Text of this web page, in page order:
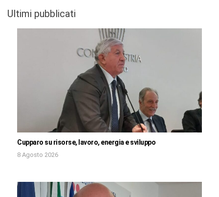
Ultimi pubblicati
Cupparo su risorse, lavoro, energia e sviluppo
8 Agosto 2026